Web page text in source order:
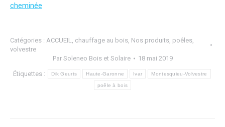
cheminée
Catégories : ACCUEIL, chauffage au bois, Nos produits, poêles,
volvestre
Par Soleneo Bois et Solaire 18 mai 2019
Étiquettes : Dik Geurts Haute-Garonne Ivar Montesquieu-Volvestre
poêle à bois